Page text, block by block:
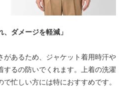
、ダメージを軽減」
があるため、ジャケット着用時汗や
するの防いでくれます。上着の洗濯
忙しい方には特におすすめです。